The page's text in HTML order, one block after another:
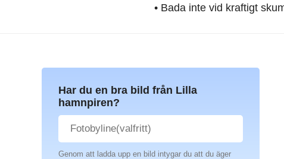
• Bada inte vid kraftigt
Har du en bra bild från Lilla
hamnpiren?
Genom att ladda upp en bild intygar du att du äger